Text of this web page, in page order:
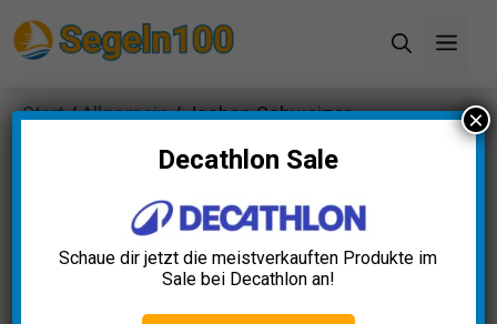
Inhalt
Start/Allgemein/ Jochen Schweizer
Lachmatrosen BootstourDecathlon Sale
Schaue dir jetzt die meistverkauften Produkte im
Sale bei Decathlon an!
×